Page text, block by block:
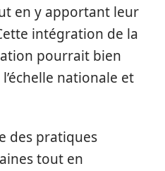
en y apportant leur
intégration de la
pourrait bien
nationale et
des pratiques
tout en